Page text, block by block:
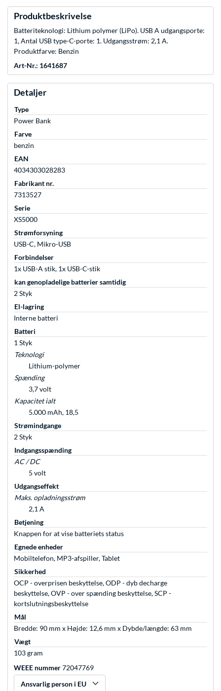
Produktbeskrivelse
Batteriteknologi: Lithium polymer (LiPo). USB A udgangsporte:
1, Antal USB type-C-porte: 1. Udgangsstrøm: 2,1 A.
Produktfarve: Benzin
Art-Nr.: 1641687
Detaljer
Type
Power Bank
Farve
benzin
EAN
4034303028283
Fabrikant nr.
7313527
Serie
XS5000
Strømforsyning
USB-C, Mikro-USB
Forbindelser
1x USB-A stik, 1x USB-C-stik
kan genopladelige batterier samtidig
2 Styk
El-lagring
Interne batteri
Batteri
1 Styk
Teknologi
Lithium-polymer
Spænding
3,7 volt
Kapacitet ialt
5.000 mAh, 18,5
Strømindgange
2 Styk
Indgangsspænding
AC / DC
5 volt
Udgangseffekt
Maks. opladningsstrøm
2,1 A
Betjening
Knappen for at vise batteriets status
Egnede enheder
Mobiltelefon, MP3-afspiller, Tablet
Sikkerhed
OCP - overprisen beskyttelse, ODP - dyb decharge
beskyttelse, OVP - over spænding beskyttelse, SCP -
kortslutningsbeskyttelse
Mål
Bredde: 90 mm x Højde: 12,6 mm x Dybde/længde: 63 mm
Vægt
103 gram
WEEE nummer72047769
Ansvarlig person i EU